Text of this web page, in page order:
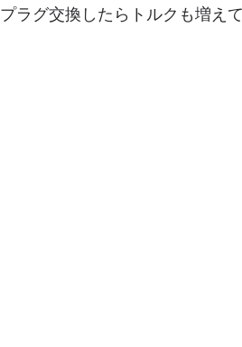
プラグ交換したらトルクも増え